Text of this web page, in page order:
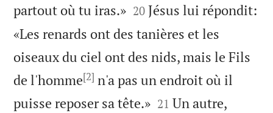
partout où tu iras.»
20 Jésus lui répondit:
«Les renards ont des tanières et les
oiseaux du ciel ont des nids, mais le Fils
de l'homme[2] n'a pas un endroit où il
puisse reposer sa tête.»
21 Un autre,